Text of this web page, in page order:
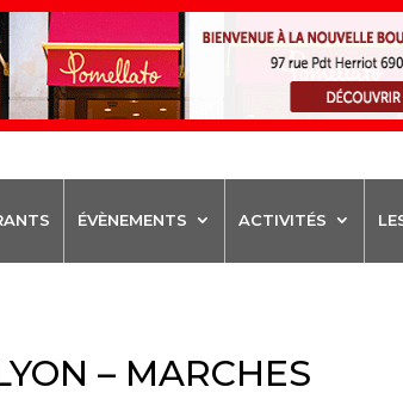
ÉVÈNEMENTS ACTIVITÉS
– MARCHES